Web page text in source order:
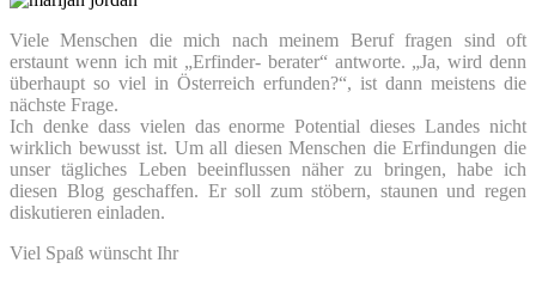
Viele Menschen die mich nach meinem Beruf fragen sind oft
erstaunt wenn ich mit „Erfinder- berater“ antworte. „Ja, wird denn
überhaupt so viel in Österreich erfunden?“, ist dann meistens die
nächste Frage.
Ich denke dass vielen das enorme Potential dieses Landes nicht
wirklich bewusst ist. Um all diesen Menschen die Erfindungen die
unser tägliches Leben beeinflussen näher zu bringen, habe ich
diesen Blog geschaffen. Er soll zum stöbern, staunen und regen
diskutieren einladen.
Viel Spaß wünscht Ihr